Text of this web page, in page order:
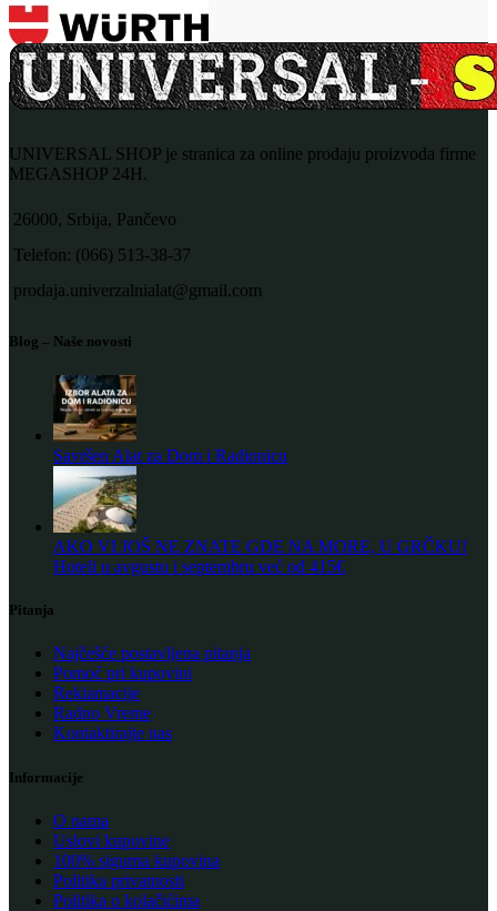
UNIVERSAL SHOP je stranica za online prodaju proizvoda firme
MEGASHOP 24H.
26000, Srbija, Pančevo
Telefon: (066) 513-38-37
prodaja.univerzalnialat@gmail.com
Blog – Naše novosti
Savršen Alat za Dom i Radionicu
AKO VI JOŠ NE ZNATE GDE NA MORE, U GRČKU!
Hoteli u avgustu i septembru već od 415€
Pitanja
Najčešće postavljena pitanja
Pomoć pri kupovini
Reklamacije
Radno Vreme
Kontaktirajte nas
Informacije
O nama
Uslovi kupovine
100% sigurna kupovina
Politika privatnosti
Politika o kolačićima